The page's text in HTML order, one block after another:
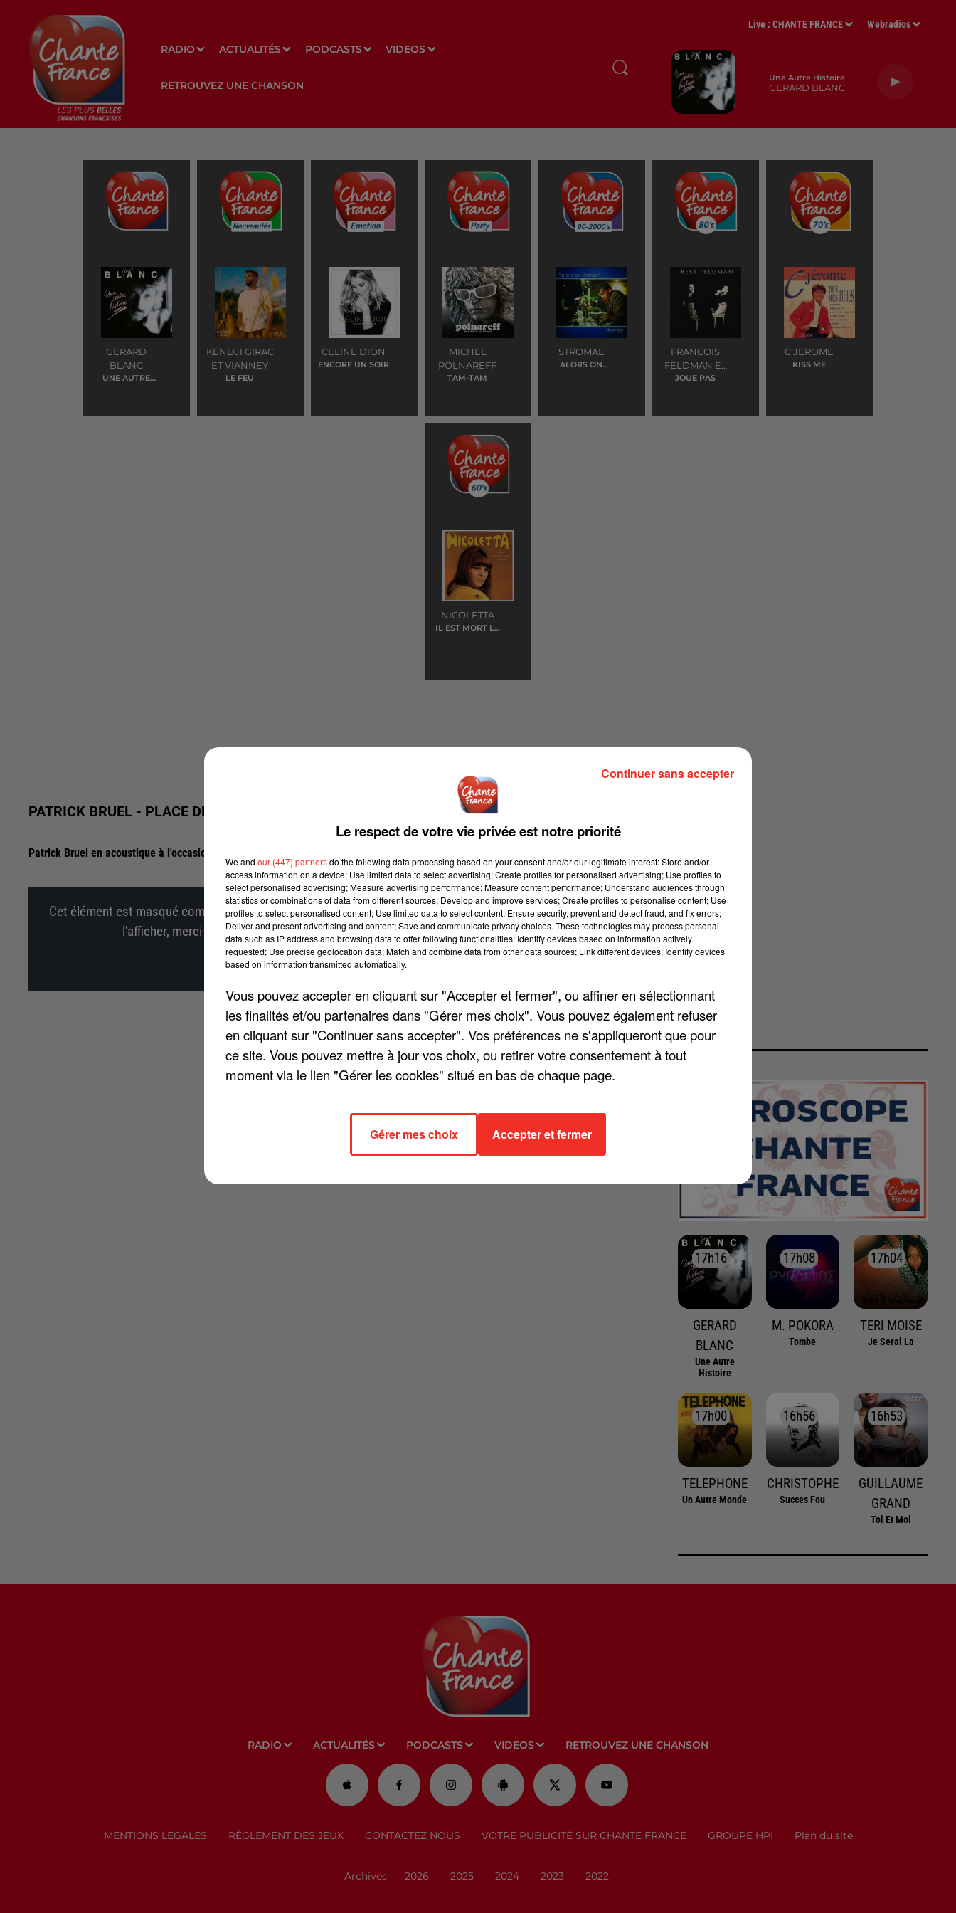
RADIO ACTUALITÉS PODCASTS VIDEOS
RETROUVEZ UNE CHANSON
Live :CHANTE FRANCE Webradios
Une Autre Histoire
GERARD BLANC
GERARD
BLANC
UNE AUTRE
KENDJI GIRAC
ET VIANNEY
LE FEU
CELINE DION
ENCORE UN SOIR
MICHEL
POLNAREFF
TAM-TAM
STROMAE
ALORS ON
FRANCOIS
FELDMAN ET
JONIECE
JOUE PAS
C JEROME
KISS ME
NICOLETTA
IL EST MORT LE
PATRICK BRUEL - PLACE DES GRANDS HOMMES (SESSION CHANTE FRANCE)
Patrick Bruel en acoustique à l'occasion de son Interview sur CHANTE FRANCE, diffusée en Septembre 2019
Cet élément est masqué compte-tenu du refus du dépôt de cookies que vous avez exprimé. Si vous souhaitez
l'afficher, merci de nous donner votre accord en cliquant sur le bouton ci-dessous.
Afficher l'élément
17h16
17h16
GERARD
BLANC
Une Autre
Histoire
17h08
17h08
M. POKORA
Tombe
17h04
17h04
TERI MOISE
Je Serai La
17h00
17h00
TELEPHONE
Un Autre Monde
16h56
16h56
CHRISTOPHE
Succes Fou
16h53
16h53
GUILLAUME
GRAND
Toi Et Moi
RADIO ACTUALITÉS PODCASTS VIDEOS RETROUVEZ UNE CHANSON
MENTIONS LEGALES RÈGLEMENT DES JEUX CONTACTEZ NOUS VOTRE PUBLICITÉ SUR CHANTE FRANCE GROUPE HPI Plan du site
Archives 2026 2025 2024 2023 2022
Le respect de votre vie privée est notre priorité
We and our (447) partnersdo the following data processing based on your consent and/or our legitimate interest: Store and/or
access information on a device; Use limited data to select advertising; Create profiles for personalised advertising; Use profiles to
select personalised advertising; Measure advertising performance; Measure content performance; Understand audiences through
statistics or combinations of data from different sources; Develop and improve services; Create profiles to personalise content; Use
profiles to select personalised content; Use limited data to select content; Ensure security, prevent and detect fraud, and fix errors;
Deliver and present advertising and content; Save and communicate privacy choices. These technologies may process personal
data such as IP address and browsing data to offer following functionalities: Identify devices based on information actively
requested; Use precise geolocation data; Match and combine data from other data sources; Link different devices; Identify devices
based on information transmitted automatically.
Vous pouvez accepter en cliquant sur "Accepter et fermer", ou affiner en sélectionnant
les finalités et/ou partenaires dans "Gérer mes choix". Vous pouvez également refuser
en cliquant sur "Continuer sans accepter". Vos préférences ne s'appliqueront que pour
ce site. Vous pouvez mettre à jour vos choix, ou retirer votre consentement à tout
moment via le lien "Gérer les cookies" situé en bas de chaque page.
Gérer mes choix Accepter et fermer
Continuer sans accepter